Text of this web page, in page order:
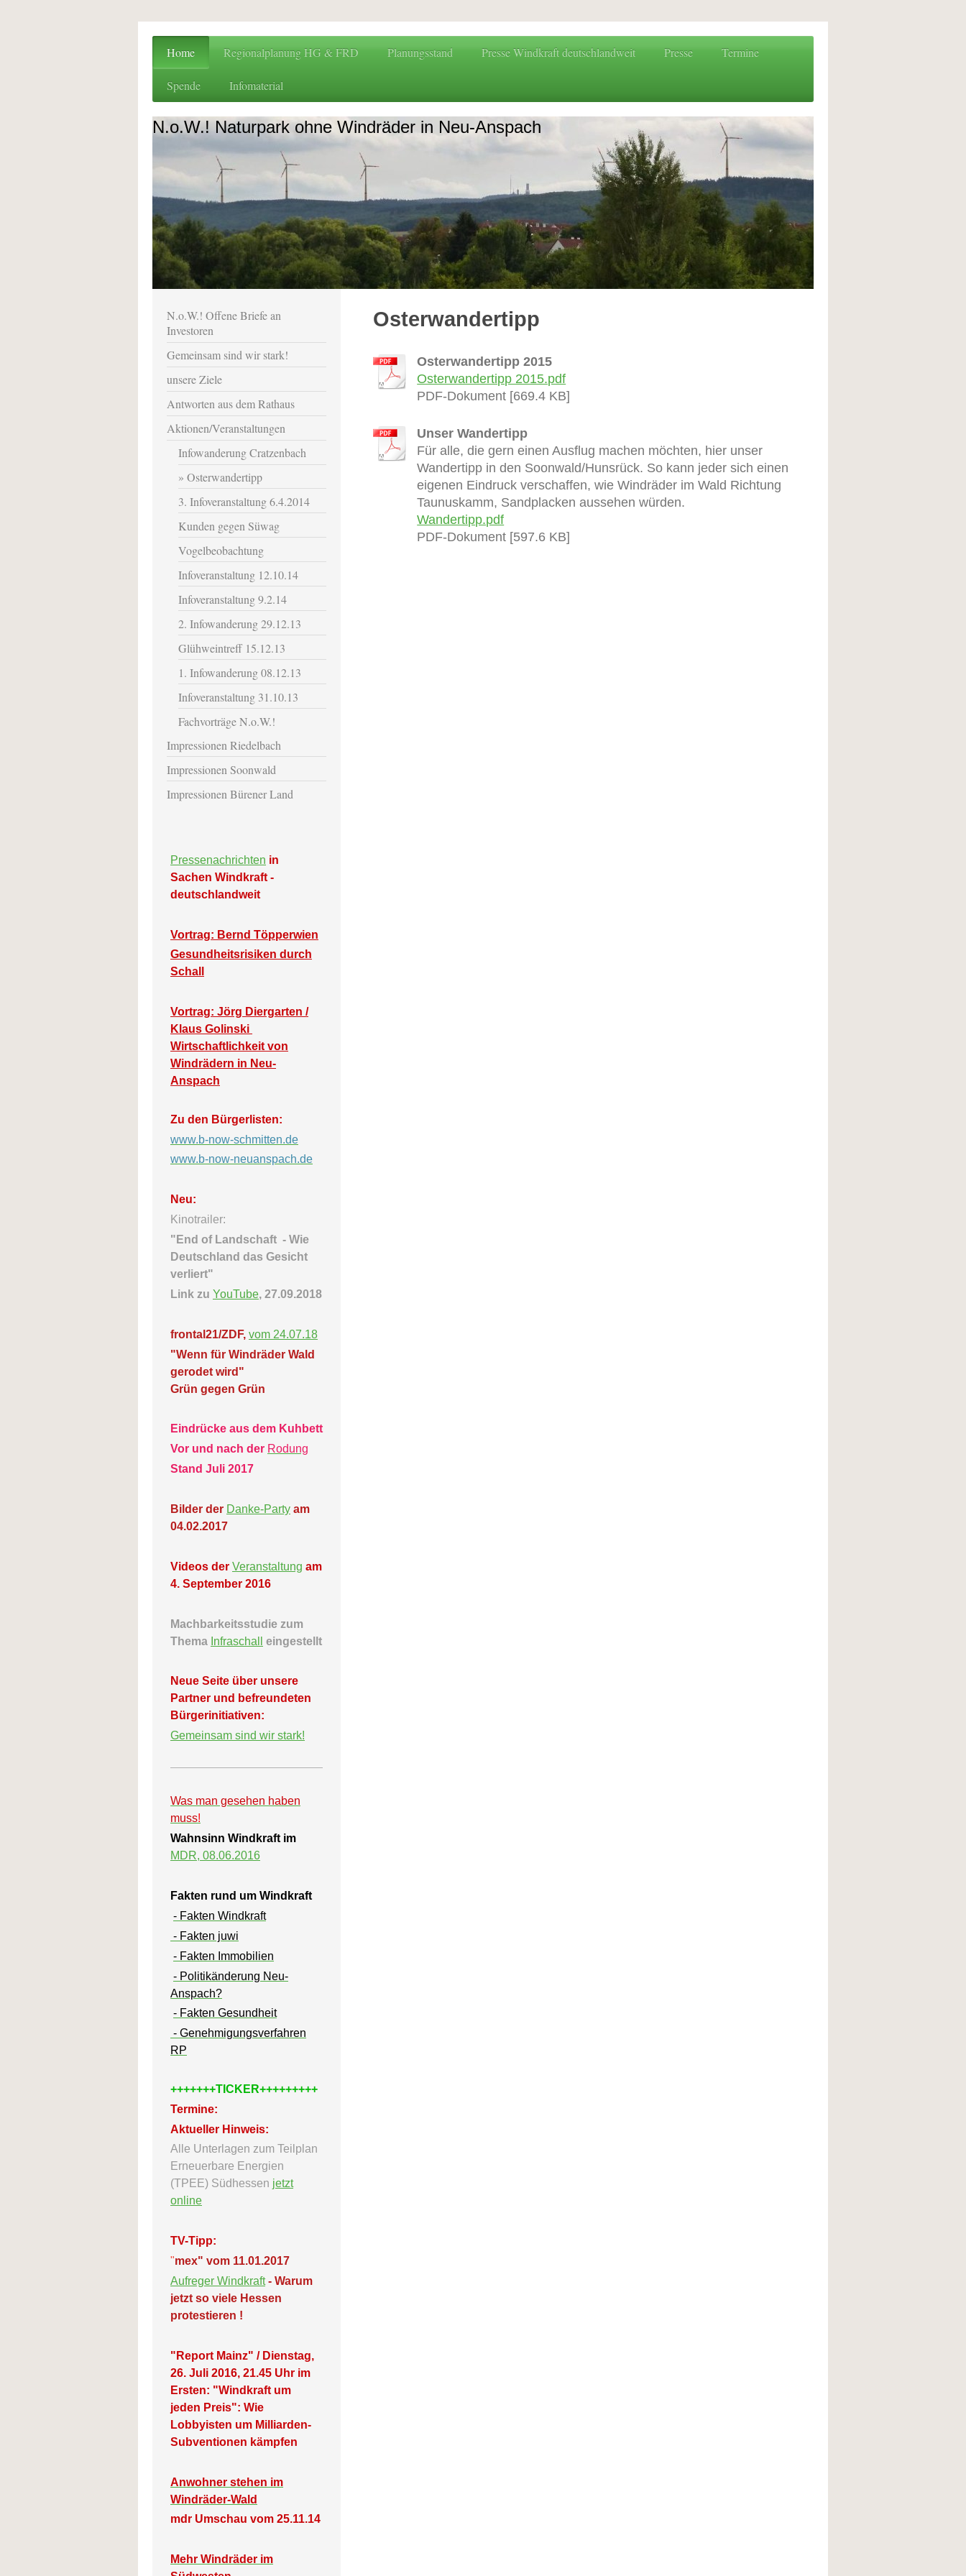
Home Regionalplanung HG & FRD Planungsstand Presse Windkraft deutschlandweit Presse Termine
Spende Infomaterial
N.o.W.! Naturpark ohne Windräder in Neu-Anspach
Osterwandertipp
Osterwandertipp 2015
Osterwandertipp 2015.pdf
PDF-Dokument [669.4 KB]
Unser Wandertipp
Für alle, die gern einen Ausflug machen möchten, hier unser
Wandertipp in den Soonwald/Hunsrück. So kann jeder sich einen
eigenen Eindruck verschaffen, wie Windräder im Wald Richtung
Taunuskamm, Sandplacken aussehen würden.
Wandertipp.pdf
PDF-Dokument [597.6 KB]
N.o.W.! Offene Briefe an
Investoren
Gemeinsam sind wir stark!
unsere Ziele
Antworten aus dem Rathaus
Aktionen/Veranstaltungen
Infowanderung Cratzenbach
Osterwandertipp
3. Infoveranstaltung 6.4.2014
Kunden gegen Süwag
Vogelbeobachtung
Infoveranstaltung 12.10.14
Infoveranstaltung 9.2.14
2. Infowanderung 29.12.13
Glühweintreff 15.12.13
1. Infowanderung 08.12.13
Infoveranstaltung 31.10.13
Fachvorträge N.o.W.!
Impressionen Riedelbach
Impressionen Soonwald
Impressionen Bürener Land
Pressenachrichten in
Sachen Windkraft -
deutschlandweit
Vortrag: Bernd Töpperwien
Gesundheitsrisiken durch
Schall
Vortrag: Jörg Diergarten /
Klaus Golinski
Wirtschaftlichkeit von
Windrädern in Neu-
Anspach
Zu den Bürgerlisten:
www.b-now-schmitten.de
www.b-now-neuanspach.de
Neu:
Kinotrailer:
"End of Landschaft - Wie
Deutschland das Gesicht
verliert"
Link zu YouTube, 27.09.2018
frontal21/ZDF, vom 24.07.18
"Wenn für Windräder Wald
gerodet wird"
Grün gegen Grün
Eindrücke aus dem Kuhbett
Vor und nach der Rodung
Stand Juli 2017
Bilder der Danke-Party am
04.02.2017
Videos der Veranstaltung am
4. September 2016
Machbarkeitsstudie zum
Thema Infraschall eingestellt
Neue Seite über unsere
Partner und befreundeten
Bürgerinitiativen:
Gemeinsam sind wir stark!
Was man gesehen haben
muss!
Wahnsinn Windkraft im
MDR, 08.06.2016
Fakten rund um Windkraft
- Fakten Windkraft
- Fakten juwi
- Fakten Immobilien
- Politikänderung Neu-
Anspach?
- Fakten Gesundheit
- Genehmigungsverfahren
RP
+++++++TICKER+++++++++
Termine:
Aktueller Hinweis:
Alle Unterlagen zum Teilplan
Erneuerbare Energien
(TPEE) Südhessen jetzt
online
TV-Tipp:
"mex" vom 11.01.2017
Aufreger Windkraft- Warum
jetzt so viele Hessen
protestieren !
"Report Mainz" / Dienstag,
26. Juli 2016, 21.45 Uhr im
Ersten: "Windkraft um
jeden Preis": Wie
Lobbyisten um Milliarden-
Subventionen kämpfen
Anwohner stehen im
Windräder-Wald
mdr Umschau vom 25.11.14
Mehr Windräder im